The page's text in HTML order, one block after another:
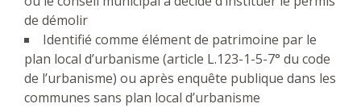
de démolir
Identifié comme élément de patrimoine par le
plan local d’urbanisme (article L.123-1-5-7° du code
de l’urbanisme) ou après enquête publique dans les
communes sans plan local d’urbanisme